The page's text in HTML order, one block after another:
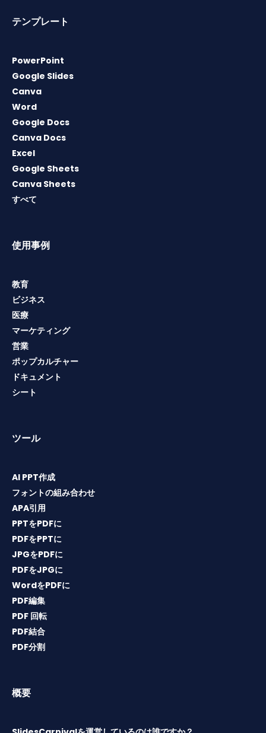
テンプレート
PowerPoint
Google Slides
Canva
Word
Google Docs
Canva Docs
Excel
Google Sheets
Canva Sheets
すべて
使用事例
教育
ビジネス
医療
マーケティング
営業
ポップカルチャー
ドキュメント
シート
ツール
AI PPT作成
フォントの組み合わせ
APA引用
PPTをPDFに
PDFをPPTに
JPGをPDFに
PDFをJPGに
WordをPDFに
PDF編集
PDF 回転
PDF結合
PDF分割
概要